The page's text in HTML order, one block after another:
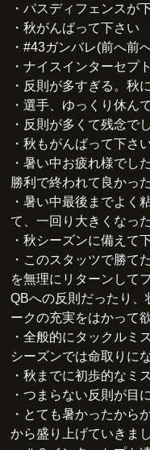
・パスディフェンスが
・秋がんばって下さい
・#43ガンバレ(前へ前
・ナイスインターセプ
・反則が多すぎる。秋
・選手、ゆっくり休ん
・反則が多くて残念でし
・秋もがんばって下さ
・暑い中お疲れ様でし
勝利で終われて良かった
・暑い中最後までよく
て、一回り大きくなっ
・秋シーズンに備えて
・このスタッツで勝て
を無理にリターンして
QBへの反則だったり
ークの充実をはかって欲
・全般的にタックルミ
シーズンでは命取りに
・秋までに初歩的なミ
・つまらない反則が目
・とても暑かったから
から盛り上げていきま